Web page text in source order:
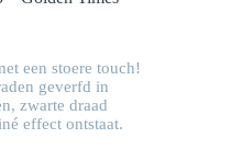
een stoere touch!
geverfd in
zwarte draad
effect ontstaat.